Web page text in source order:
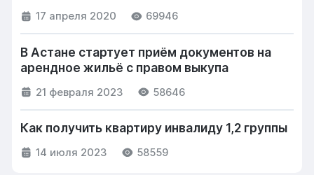
17 апреля 2020 69946
В Астане стартует приём документов на
арендное жильё с правом выкупа
21 февраля 2023 58646
Как получить квартиру инвалиду 1,2 группы
14 июля 2023 58559